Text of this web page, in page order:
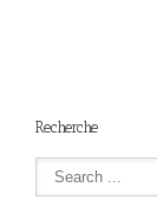
Recherche